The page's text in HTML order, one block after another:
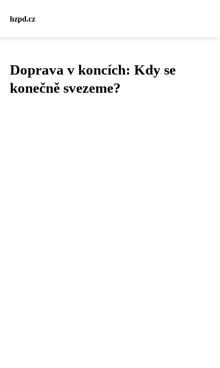
hzpd.cz
Doprava v koncích: Kdy se
konečně svezeme?